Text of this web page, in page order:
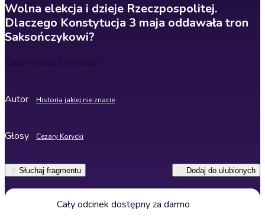
Wolna elekcja i dzieje Rzeczpospolitej.
Dlaczego Konstytucja 3 maja oddawała tron
Saksończykowi?
Czas trwania22 minuty
Autor Historia jakiej nie znacie
Głosy Cezary Korycki
Słuchaj fragmentu Dodaj do ulubionych
Cały odcinek dostępny za darmo